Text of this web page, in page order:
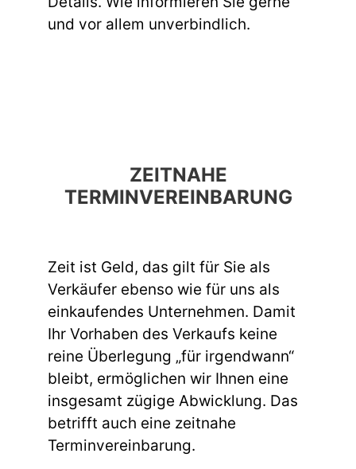
und vor allem unverbindlich.
ZEITNAHE
TERMINVEREINBARUNG
Zeit ist Geld, das gilt für Sie als
Verkäufer ebenso wie für uns als
einkaufendes Unternehmen. Damit
Ihr Vorhaben des Verkaufs keine
reine Überlegung „für irgendwann“
bleibt, ermöglichen wir Ihnen eine
insgesamt zügige Abwicklung. Das
betrifft auch eine zeitnahe
Terminvereinbarung.